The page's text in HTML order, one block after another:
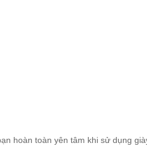
hoàn toàn yên tâm khi sử dụng